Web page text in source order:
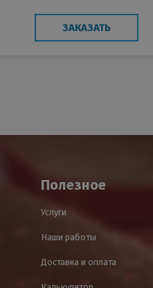
ЗАКАЗАТЬ
Полезное
Услуги
Наши работы
Доставка и оплата